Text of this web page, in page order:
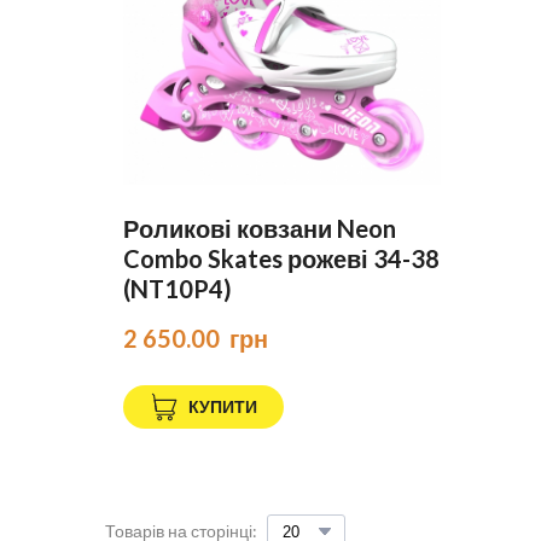
Роликові ковзани Neon
Combo Skates рожеві 34-38
(NT10P4)
2 650.00  грн
КУПИТИ
Товарів на сторінці: